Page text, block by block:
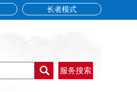
长者模式
服务搜索